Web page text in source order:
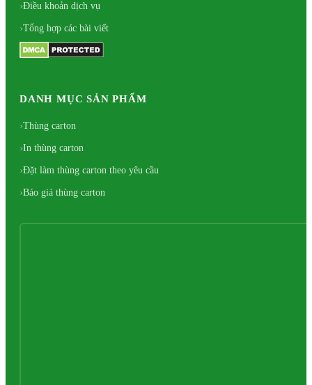
Điều khoản dịch vụ
Tổng hợp các bài viết
DANH MỤC SẢN PHẨM
Thùng carton
In thùng carton
Đặt làm thùng carton theo yêu cầu
Báo giá thùng carton